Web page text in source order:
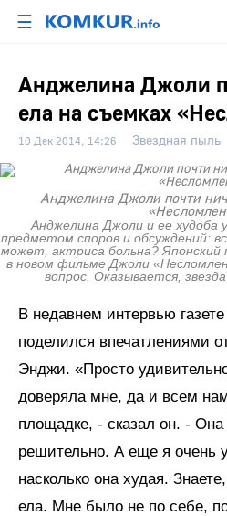
☰
Анджелина Джоли
ела на съемках
10 Дек 2014, 14:26 Звездная пыль
Анджелина Джоли почти
Анджелина Джоли и ее худоба
предметом споров и обсуждений:
может, актриса больна? Японский
в новом фильме Джоли
вопрос. Оказывается,
В недавнем интервью
поделился впечатлениями
Энджи. «Просто
доверяла мне, да и всем
площадке, - сказал он. - Она
решительно. А еще я очень
насколько она худая.
ела. Мне было не по себе,